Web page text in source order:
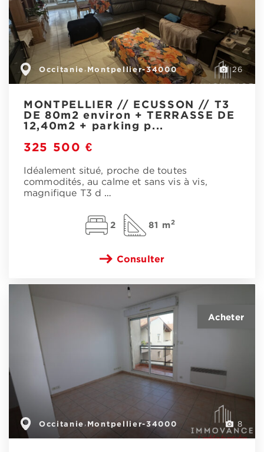
26
Occitanie , Montpellier-34000
MONTPELLIER // ECUSSON // T3
DE 80m2 environ + TERRASSE DE
12,40m2 + parking p...
325 500 €
Idéalement situé, proche de toutes
commodités, au calme et sans vis à vis,
magnifique T3 d …
2 81 m2
Consulter
8
Occitanie , Montpellier-34000